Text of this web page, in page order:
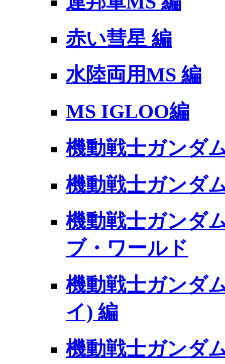
赤い彗星 編
水陸両用MS 編
MS IGLOO編
機動戦士ガンダ
機動戦士ガンダ
機動戦士ガンダ
ブ・ワールド
機動戦士ガンダ
イ) 編
機動戦士ガンダ